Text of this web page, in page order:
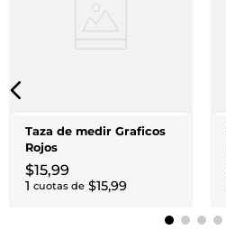
Taza de medir Graficos
Rojos
$15,99
1 cuotas de $15,99